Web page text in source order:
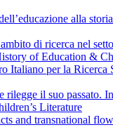
alla
di ricerca nel
of Education &
Italiano per la
rilegge il suo passato.
Literature
and transnational